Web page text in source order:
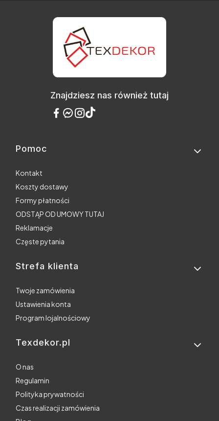
Znajdziesz nas również tutaj
Linki w stopce
Pomoc
Kontakt
Koszty dostawy
Formy płatności
ODSTĄP OD UMOWY TUTAJ
Reklamacje
Częste pytania
Strefa klienta
Twoje zamówienia
Ustawienia konta
Program lojalnościowy
Texdekor.pl
O nas
Regulamin
Polityka prywatności
Czas realizacji zamówienia